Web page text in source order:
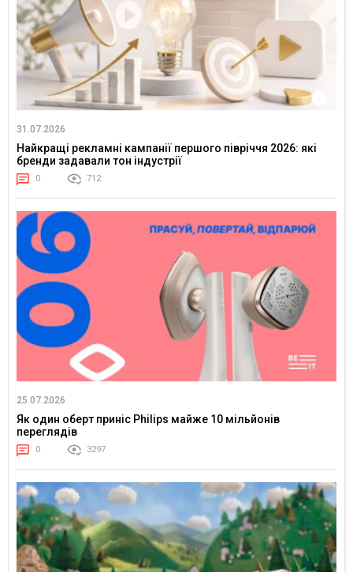
31.07.2026
Найкращі рекламні кампанії першого півріччя 2026: які
бренди задавали тон індустрії
0 712
25.07.2026
Як один оберт приніс Philips майже 10 мільйонів
переглядів
0 3297